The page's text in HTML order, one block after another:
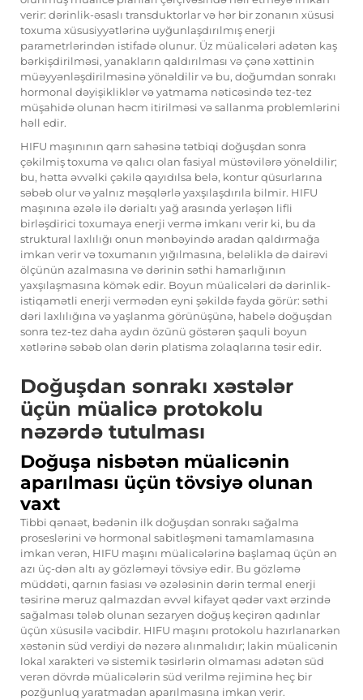
verir: dərinlik-əsaslı transduktorlar və hər bir zonanın xüsusi
toxuma xüsusiyyətlərinə uyğunlaşdırılmış enerji
parametrlərindən istifadə olunur. Üz müalicələri adətən kaş
bərkişdirilməsi, yanakların qaldırılması və çənə xəttinin
müəyyənləşdirilməsinə yönəldilir və bu, doğumdan sonrakı
hormonal dəyişikliklər və yatmama nəticəsində tez-tez
müşahidə olunan həcm itirilməsi və sallanma problemlərini
həll edir.
HIFU maşınının qarn sahəsinə tətbiqi doğuşdan sonra
çəkilmiş toxuma və qalıcı olan fasiyal müstəvilərə yönəldilir;
bu, hətta əvvəlki çəkilə qayıdılsa belə, kontur qüsurlarına
səbəb olur və yalnız məşqlərlə yaxşılaşdırıla bilmir. HIFU
maşınına əzələ ilə dərialtı yağ arasında yerləşən lifli
birləşdirici toxumaya enerji vermə imkanı verir ki, bu da
struktural laxlılığı onun mənbəyində aradan qaldırmağa
imkan verir və toxumanın yığılmasına, beləliklə də dairəvi
ölçünün azalmasına və dərinin səthi hamarlığının
yaxşılaşmasına kömək edir. Boyun müalicələri də dərinlik-
istiqamətli enerji vermədən eyni şəkildə fayda görür: səthi
dəri laxlılığına və yaşlanma görünüşünə, habelə doğuşdan
sonra tez-tez daha aydın özünü göstərən şaquli boyun
xətlərinə səbəb olan dərin platisma zolaqlarına təsir edir.
Doğuşdan sonrakı xəstələr
üçün müalicə protokolu
nəzərdə tutulması
Doğuşa nisbətən müalicənin
aparılması üçün tövsiyə olunan
vaxt
Tibbi qənaət, bədənin ilk doğuşdan sonrakı sağalma
proseslərini və hormonal sabitləşməni tamamlamasına
imkan verən, HIFU maşını müalicələrinə başlamaq üçün ən
azı üç-dən altı ay gözləməyi tövsiyə edir. Bu gözləmə
müddəti, qarnın fasiası və əzələsinin dərin termal enerji
təsirinə məruz qalmazdan əvvəl kifayət qədər vaxt ərzində
sağalması tələb olunan sezaryen doğuş keçirən qadınlar
üçün xüsusilə vacibdir. HIFU maşını protokolu hazırlanarkən
xəstənin süd verdiyi də nəzərə alınmalıdır; lakin müalicənin
lokal xarakteri və sistemik təsirlərin olmaması adətən süd
verən dövrdə müalicələrin süd verilmə rejiminə heç bir
pozğunluq yaratmadan aparılmasına imkan verir.